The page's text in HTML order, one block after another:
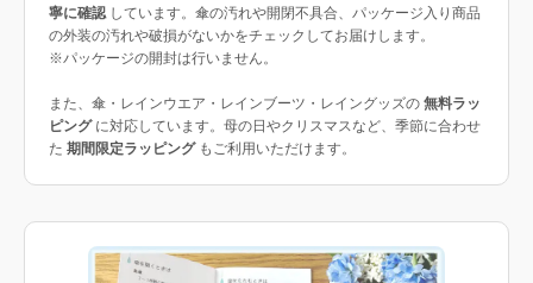
寧に確認 しています。傘の汚れや開閉不具合、パッケージ入り商品
の外装の汚れや破損がないかをチェックしてお届けします。
※パッケージの開封は行いません。
また、傘・レインウエア・レインブーツ・レイングッズの 無料ラッ
ピングに対応しています。母の日やクリスマスなど、季節に合わせ
た 期間限定ラッピングもご利用いただけます。